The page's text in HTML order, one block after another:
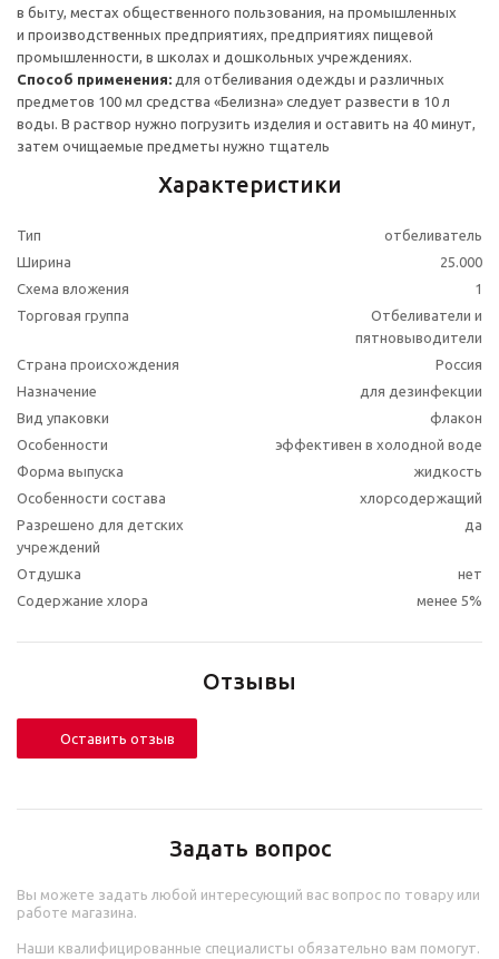
в быту, местах общественного пользования, на промышленных
и производственных предприятиях, предприятиях пищевой
промышленности, в школах и дошкольных учреждениях.
Способ применения: для отбеливания одежды и различных
предметов 100 мл средства «Белизна» следует развести в 10 л
воды. В раствор нужно погрузить изделия и оставить на 40 минут,
затем очищаемые предметы нужно тщатель
Характеристики
Тип
отбеливатель
Ширина
25.000
Схема вложения
1
Торговая группа
Отбеливатели и
пятновыводители
Страна происхождения
Россия
Назначение
для дезинфекции
Вид упаковки
флакон
Особенности
эффективен в холодной воде
Форма выпуска
жидкость
Особенности состава
хлорсодержащий
Разрешено для детских
учреждений
да
Отдушка
нет
Содержание хлора
менее 5%
Отзывы
Оставить отзыв
Задать вопрос
Вы можете задать любой интересующий вас вопрос по товару или
работе магазина.
Наши квалифицированные специалисты обязательно вам помогут.